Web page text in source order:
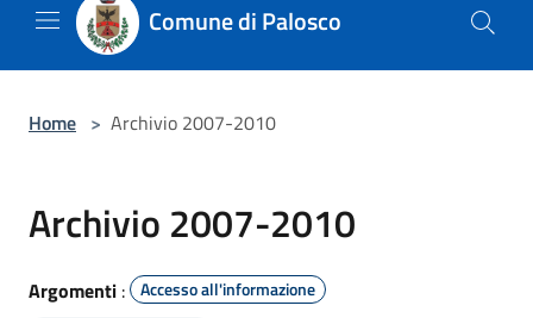
Comune di Palosco
Home > Archivio 2007-2010
Archivio 2007-2010
Argomenti :
Accesso all'informazione